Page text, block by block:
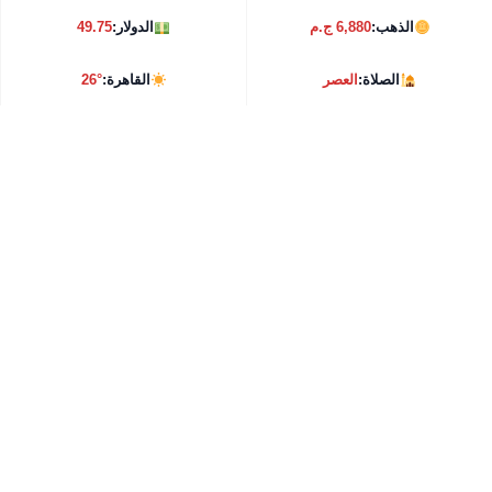
الذهب:6,880 ج.م الدولار:49.75
الصلاة:العصر القاهرة:26°